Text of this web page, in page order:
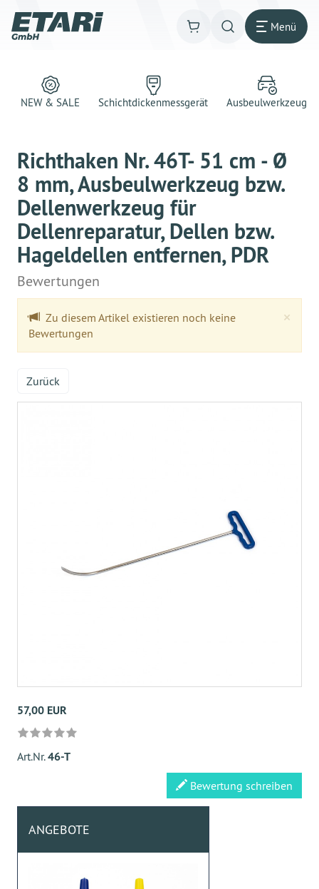
Menü
NEW & SALE Schichtdickenmessgerät Ausbeulwerkzeug
Richthaken Nr. 46T- 51 cm - Ø
8 mm, Ausbeulwerkzeug bzw.
Dellenwerkzeug für
Dellenreparatur, Dellen bzw.
Hageldellen entfernen, PDR
Bewertungen
×
Zu diesem Artikel existieren noch keine
Bewertungen
Zurück
57,00 EUR
Art.Nr.46-T
Bewertung schreiben
ANGEBOTE